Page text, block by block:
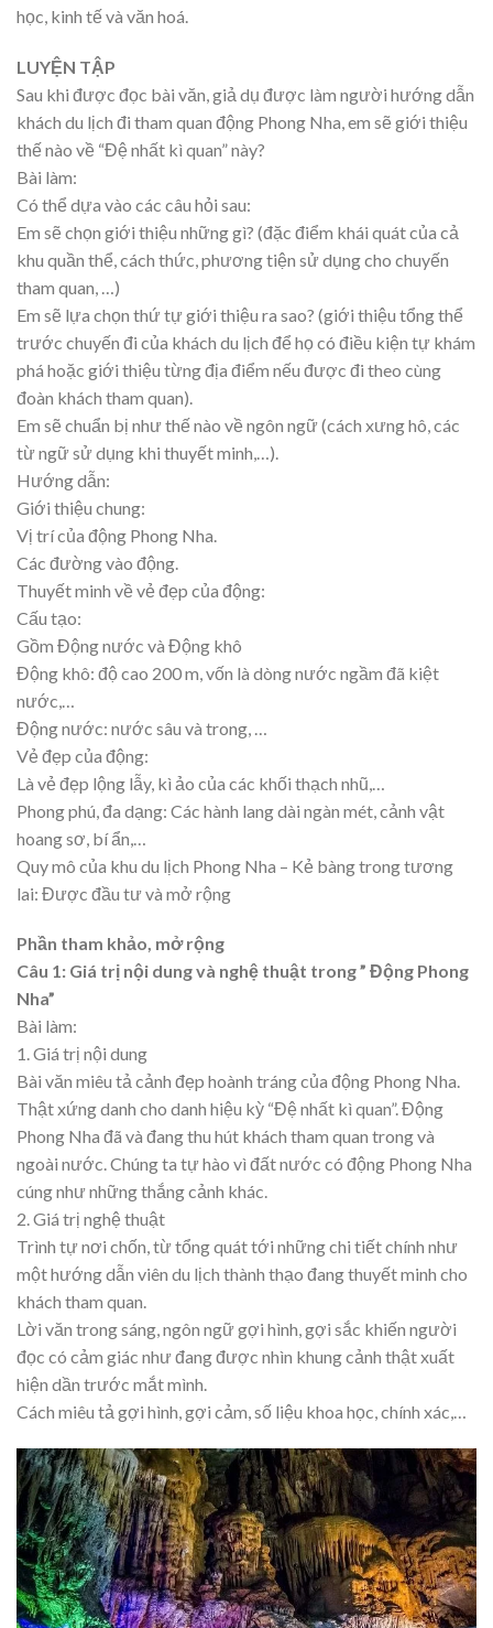
học, kinh tế và văn hoá.
LUYỆN TẬP
Sau khi được đọc bài văn, giả dụ được làm người hướng dẫn
khách du lịch đi tham quan động Phong Nha, em sẽ giới thiệu
thế nào về “Đệ nhất kì quan” này?
Bài làm:
Có thể dựa vào các câu hỏi sau:
Em sẽ chọn giới thiệu những gì? (đặc điểm khái quát của cả
khu quần thể, cách thức, phương tiện sử dụng cho chuyến
tham quan, …)
Em sẽ lựa chọn thứ tự giới thiệu ra sao? (giới thiệu tổng thể
trước chuyến đi của khách du lịch để họ có điều kiện tự khám
phá hoặc giới thiệu từng địa điểm nếu được đi theo cùng
đoàn khách tham quan).
Em sẽ chuẩn bị như thế nào về ngôn ngữ (cách xưng hô, các
từ ngữ sử dụng khi thuyết minh,…).
Hướng dẫn:
Giới thiệu chung:
Vị trí của động Phong Nha.
Các đường vào động.
Thuyết minh về vẻ đẹp của động:
Cấu tạo:
Gồm Động nước và Động khô
Động khô: độ cao 200 m, vốn là dòng nước ngầm đã kiệt
nước,…
Động nước: nước sâu và trong, …
Vẻ đẹp của động:
Là vẻ đẹp lộng lẫy, kì ảo của các khối thạch nhũ,…
Phong phú, đa dạng: Các hành lang dài ngàn mét, cảnh vật
hoang sơ, bí ẩn,…
Quy mô của khu du lịch Phong Nha – Kẻ bàng trong tương
lai: Được đầu tư và mở rộng
Phần tham khảo, mở rộng
Câu 1: Giá trị nội dung và nghệ thuật trong ” Động Phong
Nha”
Bài làm:
1. Giá trị nội dung
Bài văn miêu tả cảnh đẹp hoành tráng của động Phong Nha.
Thật xứng danh cho danh hiệu kỳ “Đệ nhất kì quan”. Động
Phong Nha đã và đang thu hút khách tham quan trong và
ngoài nước. Chúng ta tự hào vì đất nước có động Phong Nha
cúng như những thắng cảnh khác.
2. Giá trị nghệ thuật
Trình tự nơi chốn, từ tổng quát tới những chi tiết chính như
một hướng dẫn viên du lịch thành thạo đang thuyết minh cho
khách tham quan.
Lời văn trong sáng, ngôn ngữ gợi hình, gợi sắc khiến người
đọc có cảm giác như đang được nhìn khung cảnh thật xuất
hiện dần trước mắt mình.
Cách miêu tả gợi hình, gợi cảm, số liệu khoa học, chính xác,…